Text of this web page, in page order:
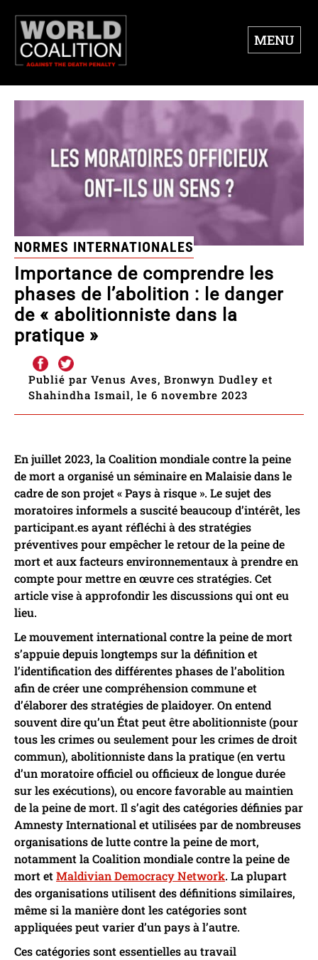
MENU
Importance de comprendre les
phases de l’abolition : le danger
de « abolitionniste dans la
pratique »
NORMES INTERNATIONALES
Publié par Venus Aves, Bronwyn Dudley et
Shahindha Ismail, le 6 novembre 2023
En juillet 2023, la Coalition mondiale contre la peine
de mort a organisé un séminaire en Malaisie dans le
cadre de son projet « Pays à risque ». Le sujet des
moratoires informels a suscité beaucoup d’intérêt, les
participant.es ayant réfléchi à des stratégies
préventives pour empêcher le retour de la peine de
mort et aux facteurs environnementaux à prendre en
compte pour mettre en œuvre ces stratégies. Cet
article vise à approfondir les discussions qui ont eu
lieu.
Le mouvement international contre la peine de mort
s’appuie depuis longtemps sur la définition et
l’identification des différentes phases de l’abolition
afin de créer une compréhension commune et
d’élaborer des stratégies de plaidoyer. On entend
souvent dire qu’un État peut être abolitionniste (pour
tous les crimes ou seulement pour les crimes de droit
commun), abolitionniste dans la pratique (en vertu
d’un moratoire officiel ou officieux de longue durée
sur les exécutions), ou encore favorable au maintien
de la peine de mort. Il s’agit des catégories définies par
Amnesty International et utilisées par de nombreuses
organisations de lutte contre la peine de mort,
notamment la Coalition mondiale contre la peine de
mort etMaldivian Democracy Network. La plupart
des organisations utilisent des définitions similaires,
même si la manière dont les catégories sont
appliquées peut varier d’un pays à l’autre.
Ces catégories sont essentielles au travail